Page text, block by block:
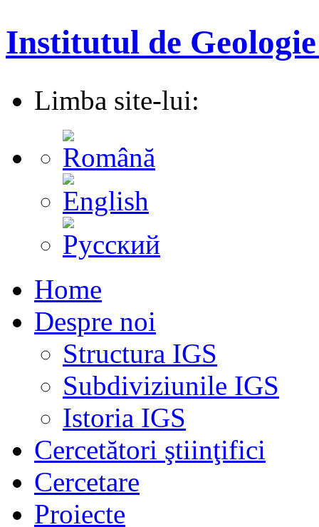
Institutul de
Limba site-lui:
Home
Despre noi
Structura IGS
Subdiviziunile IGS
Istoria IGS
Cercetători ştiinţifici
Cercetare
Proiecte